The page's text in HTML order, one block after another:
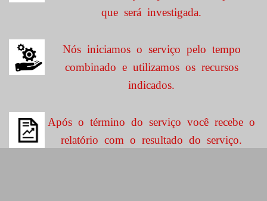
que será investigada.
Nós iniciamos o serviço pelo tempo
combinado e utilizamos os recursos
indicados.
Após o término do serviço você recebe o
relatório com o resultado do serviço.